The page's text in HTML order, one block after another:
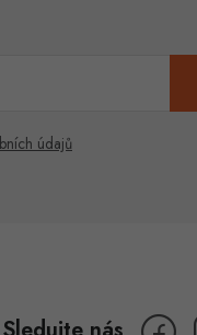
údajů